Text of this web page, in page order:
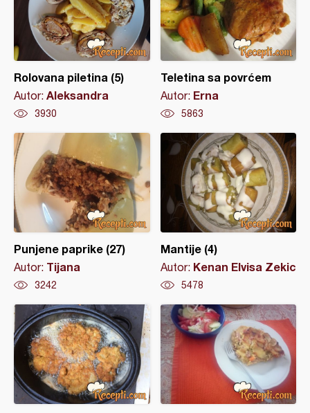
Rolovana piletina (5)
Autor: Aleksandra
3930
Teletina sa povrćem
Autor: Erna
5863
Punjene paprike (27)
Autor: Tijana
3242
Mantije (4)
Autor: Kenan Elvisa Zekic
5478